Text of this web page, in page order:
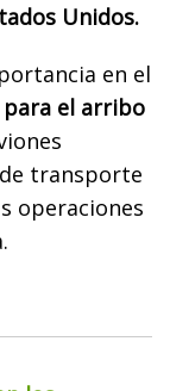
Unidos.
en el
el arribo
transporte
operaciones